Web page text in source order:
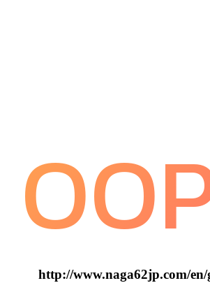
http://www.naga62jp.com/en/